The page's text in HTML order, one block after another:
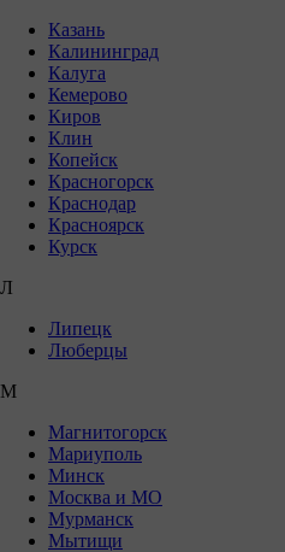
Казань
Калининград
Калуга
Кемерово
Киров
Клин
Копейск
Красногорск
Краснодар
Красноярск
Курск
Л
Липецк
Люберцы
М
Магнитогорск
Мариуполь
Минск
Москва и МО
Мурманск
Мытищи